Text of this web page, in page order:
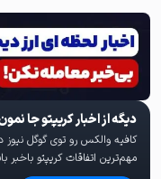
دیگه از اخبار کریپتو جا
کافیه والکس رو توی گوگل
مهم‌ترین اتفاقات کریپتو باخبر